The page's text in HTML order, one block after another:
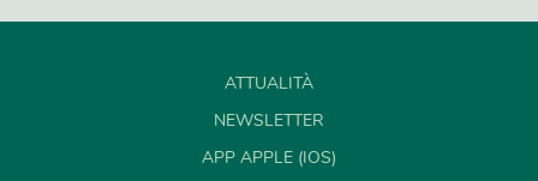
ATTUALITÀ
NEWSLETTER
APP APPLE (IOS)